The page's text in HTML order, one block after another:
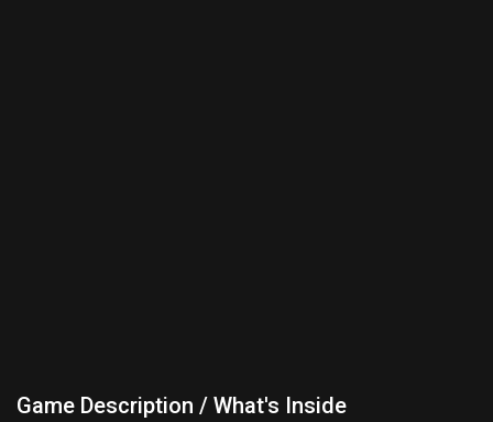
Game Description / What's Inside